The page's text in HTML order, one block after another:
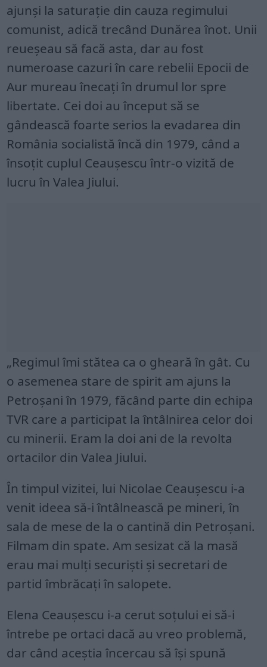
ajunşi la saturaţie din cauza regimului
comunist, adică trecând Dunărea înot. Unii
reueşeau să facă asta, dar au fost
numeroase cazuri în care rebelii Epocii de
Aur mureau înecaţi în drumul lor spre
libertate. Cei doi au început să se
gândească foarte serios la evadarea din
România socialistă încă din 1979, când a
însoţit cuplul Ceauşescu într-o vizită de
lucru în Valea Jiului.
„Regimul îmi stătea ca o gheară în gât. Cu
o asemenea stare de spirit am ajuns la
Petroşani în 1979, făcând parte din echipa
TVR care a participat la întâlnirea celor doi
cu minerii. Eram la doi ani de la revolta
ortacilor din Valea Jiului.
În timpul vizitei, lui Nicolae Ceauşescu i-a
venit ideea să-i întâlnească pe mineri, în
sala de mese de la o cantină din Petroşani.
Filmam din spate. Am sesizat că la masă
erau mai mulţi securişti şi secretari de
partid îmbrăcaţi în salopete.
Elena Ceauşescu i-a cerut soţului ei să-i
întrebe pe ortaci dacă au vreo problemă,
dar când aceştia încercau să îşi spună